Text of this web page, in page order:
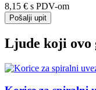
8,15 € s PDV-om
Pošalji upit
Ljude koji ovo